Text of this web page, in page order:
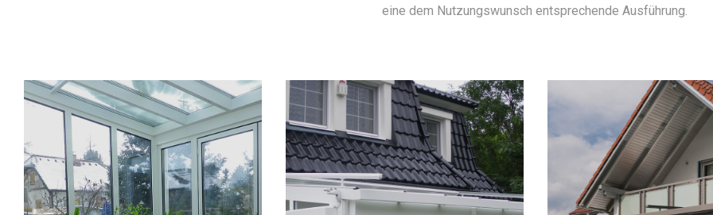
eine dem Nutzungswunsch entsprechende Ausführung.